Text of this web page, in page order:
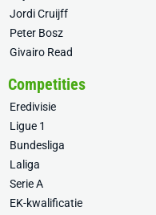
Jordi Cruijff
Peter Bosz
Givairo Read
Competities
Eredivisie
Ligue 1
Bundesliga
Laliga
Serie A
EK-kwalificatie